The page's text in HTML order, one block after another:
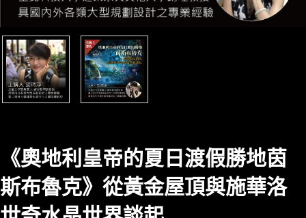
《奧地利皇帝的夏日渡假勝地茵
斯布魯克》從黃金屋頂與施華洛